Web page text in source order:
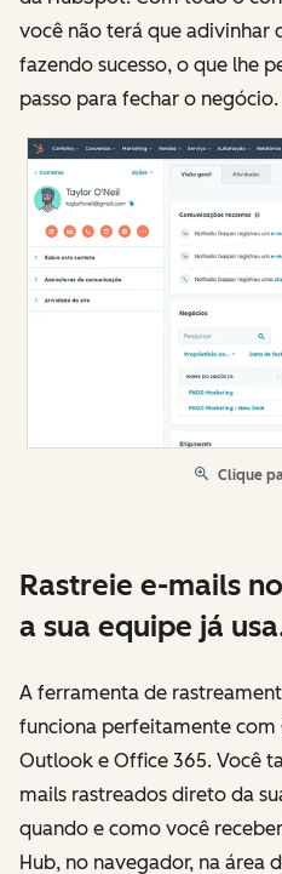
você não terá que adivinhar
fazendo sucesso, o que lhe
passo para fechar o negócio.
Clique
Rastreie e-mails
a sua equipe já
A ferramenta de
funciona perfeitamente com
Outlook e Office 365. Você
mails rastreados direto da
quando e como você
Hub, no navegador, na área